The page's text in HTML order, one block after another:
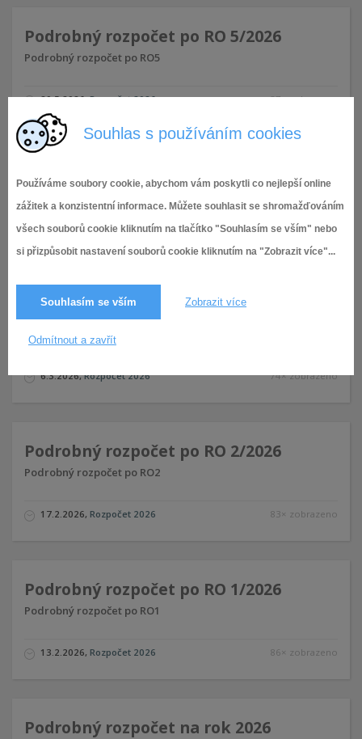
Souhlas s používáním cookies
Používáme soubory cookie, abychom vám poskytli co nejlepší online
zážitek a konzistentní informace. Můžete souhlasit se shromažďováním
všech souborů cookie kliknutím na tlačítko "Souhlasím se vším" nebo
si přizpůsobit nastavení souborů cookie kliknutím na "Zobrazit více"...
Souhlasím se vším Zobrazit více
Odmítnout a zavřít
Podrobný rozpočet po RO 5/2026
Podrobný rozpočet po RO5
37× zobrazeno
20.5.2026,Rozpočet 2026
Podrobný rozpočet po RO 4/2026
Podrobný rozpočet po RO 3/2026
Podrobný rozpočet po RO3
74× zobrazeno
6.3.2026,Rozpočet 2026
Podrobný rozpočet po RO 2/2026
Podrobný rozpočet po RO2
83× zobrazeno
17.2.2026, Rozpočet 2026
Podrobný rozpočet po RO 1/2026
Podrobný rozpočet po RO1
86× zobrazeno
13.2.2026, Rozpočet 2026
Podrobný rozpočet na rok 2026